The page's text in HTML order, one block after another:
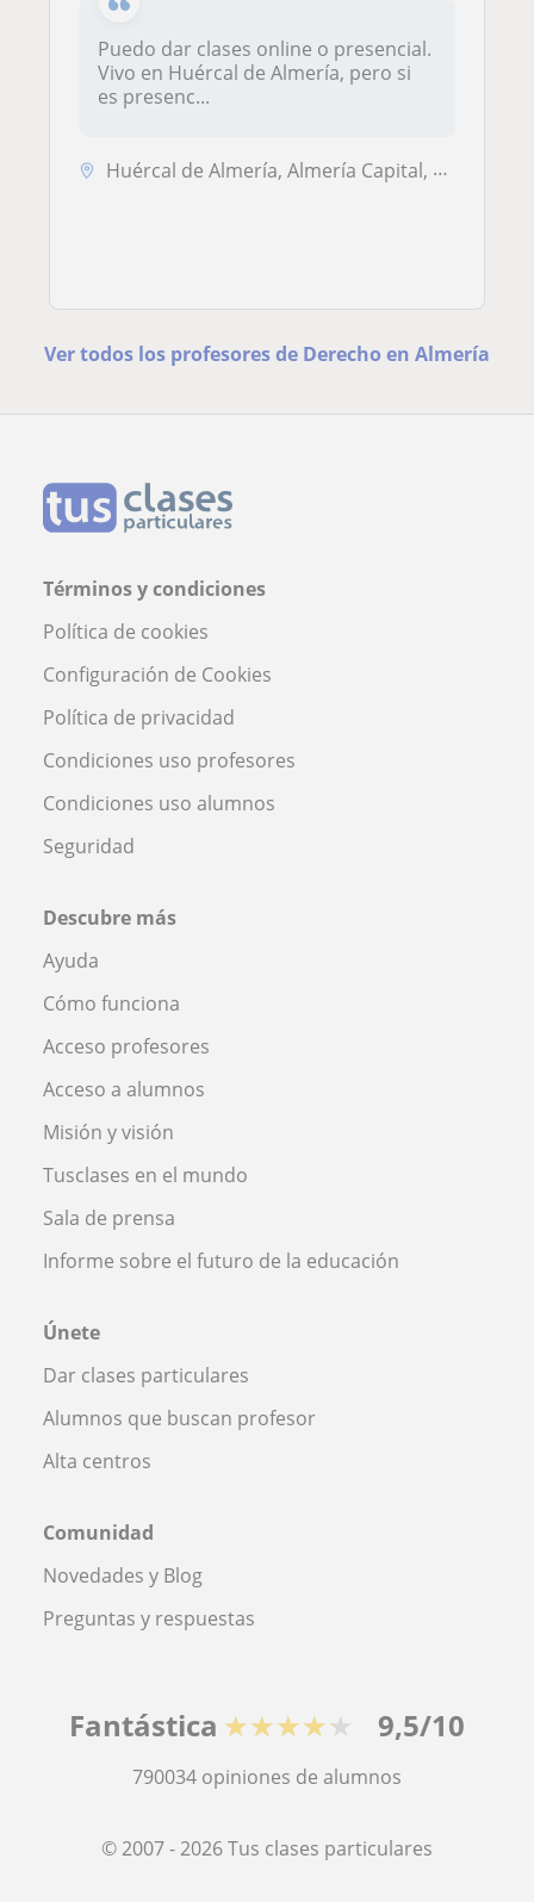
Puedo dar clases online o presencial.
Vivo en Huércal de Almería, pero si
es presenc...
Huércal de Almería, Almería Capital, Benahadux, Gádor, Pechina, Viator
Ver todos los profesores de Derecho en Almería
Términos y condiciones
Política de cookies
Configuración de Cookies
Política de privacidad
Condiciones uso profesores
Condiciones uso alumnos
Seguridad
Descubre más
Ayuda
Cómo funciona
Acceso profesores
Acceso a alumnos
Misión y visión
Tusclases en el mundo
Sala de prensa
Informe sobre el futuro de la educación
Únete
Dar clases particulares
Alumnos que buscan profesor
Alta centros
Comunidad
Novedades y Blog
Preguntas y respuestas
Fantástica ★★★★★ 9,5/10
790034 opiniones de alumnos
© 2007 - 2026 Tus clases particulares